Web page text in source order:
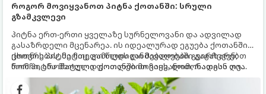
როგორ მოვიყვანოთ პიტნა ქოთანში: სრული
გზამკვლევი
პიტნა ერთ-ერთი ყველაზე სურნელოვანი და ადვილად
გასაზრდელი მცენარეა. ის იდეალურად ეგუება ქოთანში
ცხოვრებას, მეტიც, გამოცდილი მებაღეები გვირჩევენ,
რომ პიტნა მხოლოდ ქოთანში მოვიყვანოთ, რადგან ღია
გრუნტში (ბაღში) დარგვისას ის ფესვებით ძალიან
სწრაფად ვრცელდება და სხვა მცენარეებს ავიწროებს.
ქოთნის პიტნა მთელი წლის განმავლობაში გაგახარებთ
ნორჩი, არომატული ფოთლებით ჩაის, ლიმონათისა თუ
კერძებისთვის.